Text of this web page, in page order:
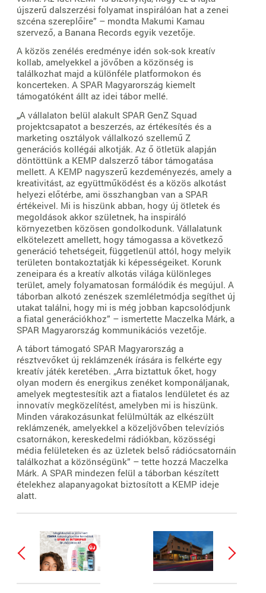
újszerű dalszerzési folyamat inspirálóan hat a zenei
szcéna szereplőire” – mondta Makumi Kamau
szervező, a Banana Records egyik vezetője.
A közös zenélés eredménye idén sok-sok kreatív
kollab, amelyekkel a jövőben a közönség is
találkozhat majd a különféle platformokon és
koncerteken. A SPAR Magyarország kiemelt
támogatóként állt az idei tábor mellé.
„A vállalaton belül alakult SPAR GenZ Squad
projektcsapatot a beszerzés, az értékesítés és a
marketing osztályok vállalkozó szellemű Z
generációs kollégái alkotják. Az ő ötletük alapján
döntöttünk a KEMP dalszerző tábor támogatása
mellett. A KEMP nagyszerű kezdeményezés, amely a
kreativitást, az együttműködést és a közös alkotást
helyezi előtérbe, ami összhangban van a SPAR
értékeivel. Mi is hiszünk abban, hogy új ötletek és
megoldások akkor születnek, ha inspiráló
környezetben közösen gondolkodunk. Vállalatunk
elkötelezett amellett, hogy támogassa a következő
generáció tehetségeit, függetlenül attól, hogy melyik
területen bontakoztatják ki képességeiket. Korunk
zeneipara és a kreatív alkotás világa különleges
terület, amely folyamatosan formálódik és megújul. A
táborban alkotó zenészek szemléletmódja segíthet új
utakat találni, hogy mi is még jobban kapcsolódjunk
a fiatal generációkhoz” – ismertette Maczelka Márk, a
SPAR Magyarország kommunikációs vezetője.
A tábort támogató SPAR Magyarország a
résztvevőket új reklámzenék írására is felkérte egy
kreatív játék keretében. „Arra biztattuk őket, hogy
olyan modern és energikus zenéket komponáljanak,
amelyek megtestesítik azt a fiatalos lendületet és az
innovatív megközelítést, amelyben mi is hiszünk.
Minden várakozásunkat felülmúlták az elkészült
reklámzenék, amelyekkel a közeljövőben televíziós
csatornákon, kereskedelmi rádiókban, közösségi
média felületeken és az üzletek belső rádiócsatornáin
találkozhat a közönségünk” – tette hozzá Maczelka
Márk. A SPAR mindezen felül a táborban készített
ételekhez alapanyagokat biztosított a KEMP ideje
alatt.